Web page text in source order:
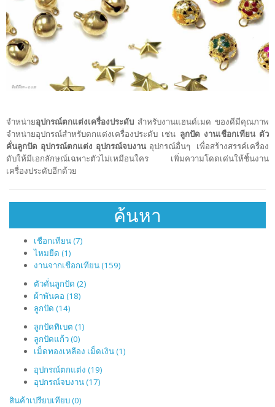
จำหน่ายอุปกรณ์ตกแต่งเครื่องประดับ สำหรับงานแฮนด์เมด ของดีมีคุณภาพ
จำหน่ายอุปกรณ์สำหรับตกแต่งเครื่องประดับ เช่น ลูกปัด งานเชือกเทียน ตัว
คั่นลูกปัด อุปกรณ์ตกแต่ง อุปกรณ์จบงานอุปกรณ์อื่นๆ เพื่อสร้างสรรค์เครื่อง
ดับให้มีเอกลักษณ์เฉพาะตัวไม่เหมือนใคร เพิ่มความโดดเด่นให้ชิ้นงาน
เครื่องประดับอีกด้วย
ค้นหา
เชือกเทียน (7)
ไหมยืด (1)
งานจากเชือกเทียน (159)
ตัวคั่นลูกปัด (2)
ผ้าพันคอ (18)
ลูกปัด (14)
ลูกปัดทิเบต (1)
ลูกปัดแก้ว (0)
เม็ดทองเหลือง เม็ดเงิน (1)
อุปกรณ์ตกแต่ง (19)
อุปกรณ์จบงาน (17)
สินค้าเปรียบเทียบ (0)